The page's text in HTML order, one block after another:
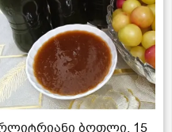
ბოთლი, 15